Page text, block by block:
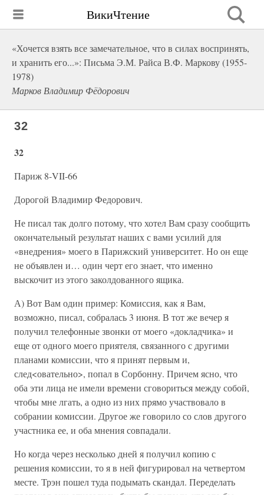
ВикиЧтение
«Хочется взять все замечательное, что в силах воспринять,
и хранить его...»: Письма Э.М. Райса В.Ф. Маркову (1955-
1978)
Марков Владимир Фёдорович
32
32
Париж 8-VII-66
Дорогой Владимир Федорович.
Не писал так долго потому, что хотел Вам сразу сообщить
окончательный результат наших с вами усилий для
«внедрения» моего в Парижский университет. Но он еще
не объявлен и… один черт его знает, что именно
выскочит из этого заколдованного ящика.
А) Вот Вам один пример: Комиссия, как я Вам,
возможно, писал, собралась 3 июня. В тот же вечер я
получил телефонные звонки от моего «докладчика» и
еще от одного моего приятеля, связанного с другими
планами комиссии, что я принят первым и,
след<овательно>, попал в Сорбонну. Причем ясно, что
оба эти лица не имели времени сговориться между собой,
чтобы мне лгать, а одно из них прямо участвовало в
собрании комиссии. Другое же говорило со слов другого
участника ее, и оба мнения совпадали.
Но когда через несколько дней я получил копию с
решения комиссии, то я в ней фигурировал на четвертом
месте. Трэн пошел туда подымать скандал. Переделать